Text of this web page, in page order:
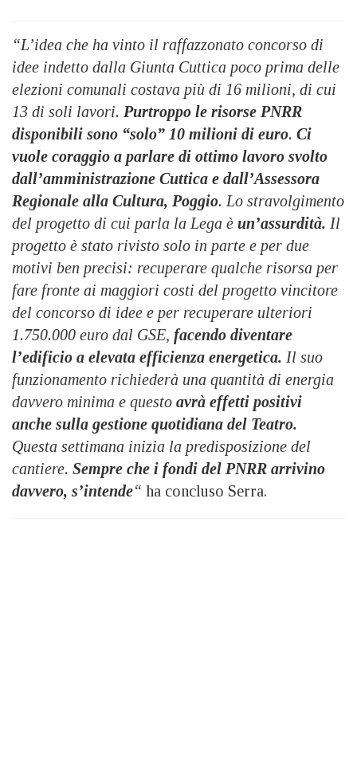
“L’idea che ha vinto il raffazzonato concorso di
idee indetto dalla Giunta Cuttica poco prima delle
elezioni comunali costava più di 16 milioni, di cui
13 di soli lavori. Purtroppo le risorse PNRR
disponibili sono “solo” 10 milioni di euro. Ci
vuole coraggio a parlare di ottimo lavoro svolto
dall’amministrazione Cuttica e dall’Assessora
Regionale alla Cultura, Poggio. Lo stravolgimento
del progetto di cui parla la Lega è un’assurdità. Il
progetto è stato rivisto solo in parte e per due
motivi ben precisi: recuperare qualche risorsa per
fare fronte ai maggiori costi del progetto vincitore
del concorso di idee e per recuperare ulteriori
1.750.000 euro dal GSE, facendo diventare
l’edificio a elevata efficienza energetica. Il suo
funzionamento richiederà una quantità di energia
davvero minima e questo avrà effetti positivi
anche sulla gestione quotidiana del Teatro.
Questa settimana inizia la predisposizione del
cantiere. Sempre che i fondi del PNRR arrivino
davvero, s’intende“ ha concluso Serra.